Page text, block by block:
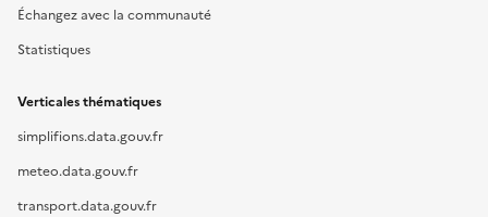
Échangez avec la communauté
Statistiques
Verticales thématiques
simplifions.data.gouv.fr
meteo.data.gouv.fr
transport.data.gouv.fr